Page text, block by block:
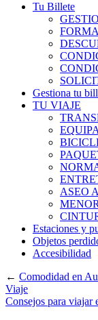
Tu Billete
Gestiona tu
TU VIAJE
ASEO
Estaciones y
Objetos
Accesibilidad
← Comodidad en
Viaje
Consejos para viajar